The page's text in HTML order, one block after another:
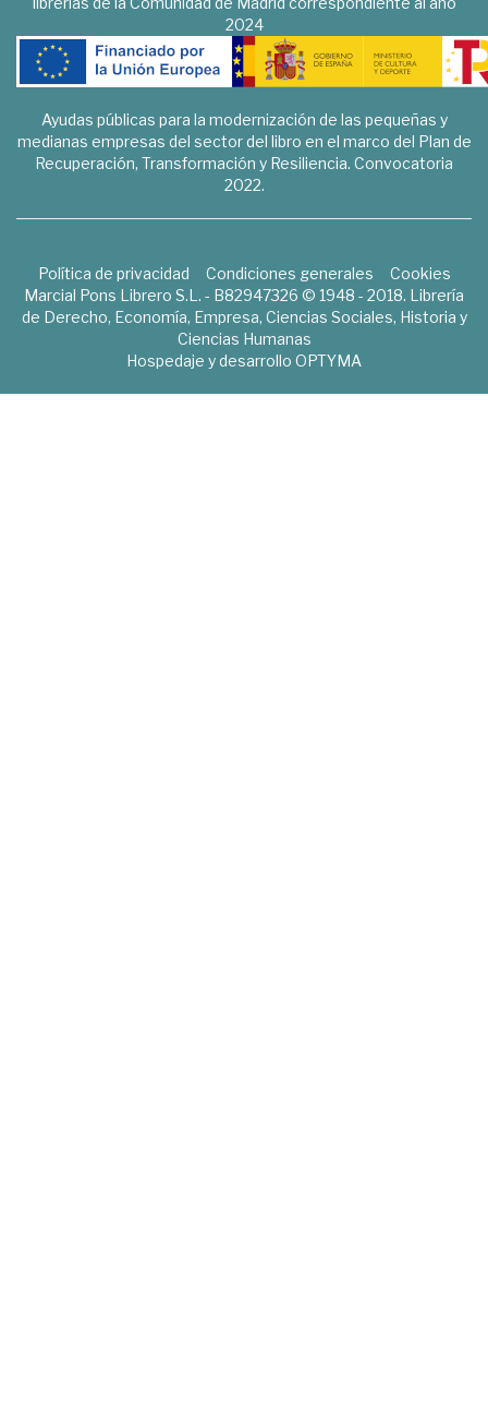
2024
Ayudas públicas para la modernización de las pequeñas y
medianas empresas del sector del libro en el marco del Plan de
Recuperación, Transformación y Resiliencia. Convocatoria
2022.
Política de privacidad Condiciones generales
Cookies
Marcial Pons Librero S.L. - B82947326 © 1948 - 2018. Librería
de Derecho, Economía, Empresa, Ciencias Sociales, Historia y
Ciencias Humanas
Hospedaje y desarrollo OPTYMA